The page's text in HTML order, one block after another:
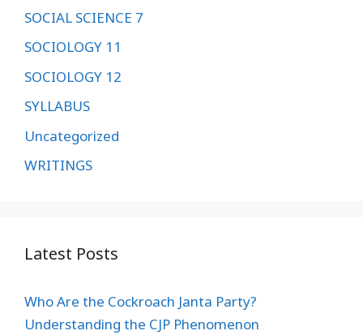
SOCIAL SCIENCE 7
SOCIOLOGY 11
SOCIOLOGY 12
SYLLABUS
Uncategorized
WRITINGS
Latest Posts
Who Are the Cockroach Janta Party?
Understanding the CJP Phenomenon